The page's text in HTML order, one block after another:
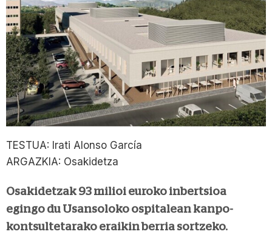
TESTUA: Irati Alonso García
ARGAZKIA: Osakidetza
Osakidetzak 93 milioi euroko inbertsioa
egingo du Usansoloko ospitalean kanpo-
kontsultetarako eraikin berria sortzeko.